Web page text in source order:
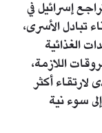
إسرائيل في
تبادل الأسرى،
من المساعدات الغذائية
10% من المحروقات اللازمة،
أكثر
سوء نية